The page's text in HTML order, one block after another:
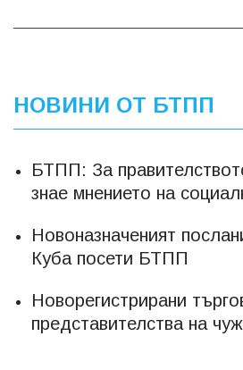
НОВИНИ ОТ БТПП
БТПП: За
знае мнението на
Новоназначеният
Куба посети БТПП
Новорегистрирани
представителства на